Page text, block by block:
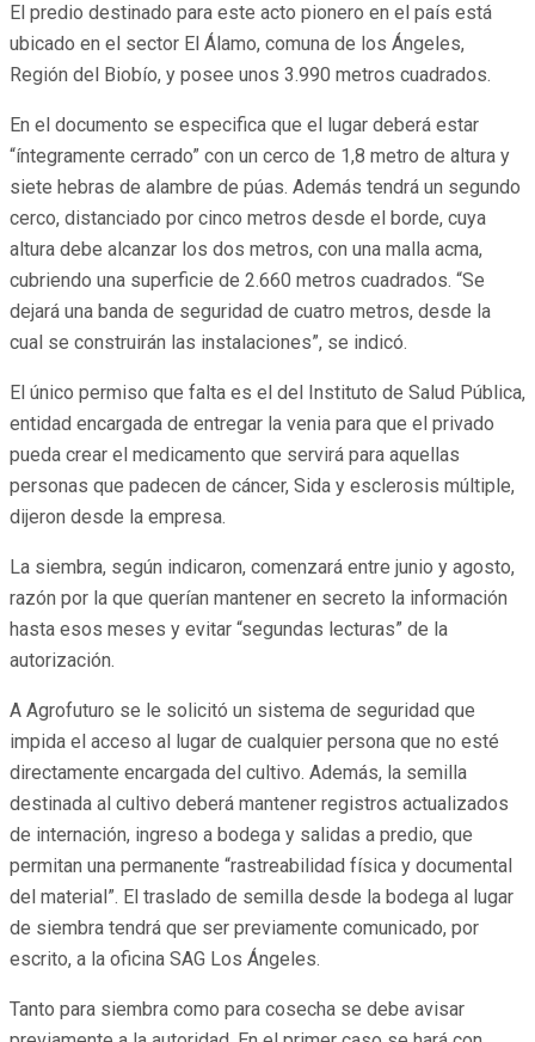
El predio destinado para este acto pionero en el país está
ubicado en el sector El Álamo, comuna de los Ángeles,
Región del Biobío, y posee unos 3.990 metros cuadrados.
En el documento se especifica que el lugar deberá estar
“íntegramente cerrado” con un cerco de 1,8 metro de altura y
siete hebras de alambre de púas. Además tendrá un segundo
cerco, distanciado por cinco metros desde el borde, cuya
altura debe alcanzar los dos metros, con una malla acma,
cubriendo una superficie de 2.660 metros cuadrados. “Se
dejará una banda de seguridad de cuatro metros, desde la
cual se construirán las instalaciones”, se indicó.
El único permiso que falta es el del Instituto de Salud Pública,
entidad encargada de entregar la venia para que el privado
pueda crear el medicamento que servirá para aquellas
personas que padecen de cáncer, Sida y esclerosis múltiple,
dijeron desde la empresa.
La siembra, según indicaron, comenzará entre junio y agosto,
razón por la que querían mantener en secreto la información
hasta esos meses y evitar “segundas lecturas” de la
autorización.
A Agrofuturo se le solicitó un sistema de seguridad que
impida el acceso al lugar de cualquier persona que no esté
directamente encargada del cultivo. Además, la semilla
destinada al cultivo deberá mantener registros actualizados
de internación, ingreso a bodega y salidas a predio, que
permitan una permanente “rastreabilidad física y documental
del material”. El traslado de semilla desde la bodega al lugar
de siembra tendrá que ser previamente comunicado, por
escrito, a la oficina SAG Los Ángeles.
Tanto para siembra como para cosecha se debe avisar